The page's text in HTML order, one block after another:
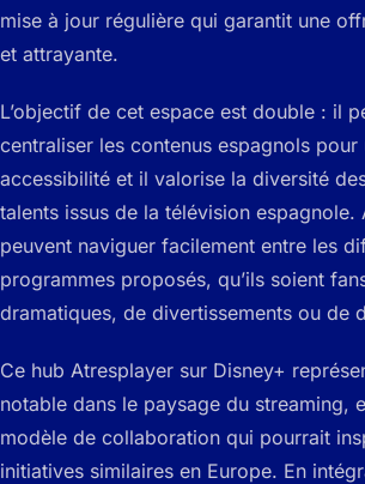
mise à jour régulière qui garantit une
et attrayante.
L’objectif de cet espace est double : il
centraliser les contenus espagnols pour
accessibilité et il valorise la diversité
talents issus de la télévision espagnole.
peuvent naviguer facilement entre les
programmes proposés, qu’ils soient
dramatiques, de divertissements ou de
Ce hub Atresplayer sur Disney+
notable dans le paysage du streaming,
modèle de collaboration qui pourrait
initiatives similaires en Europe. En